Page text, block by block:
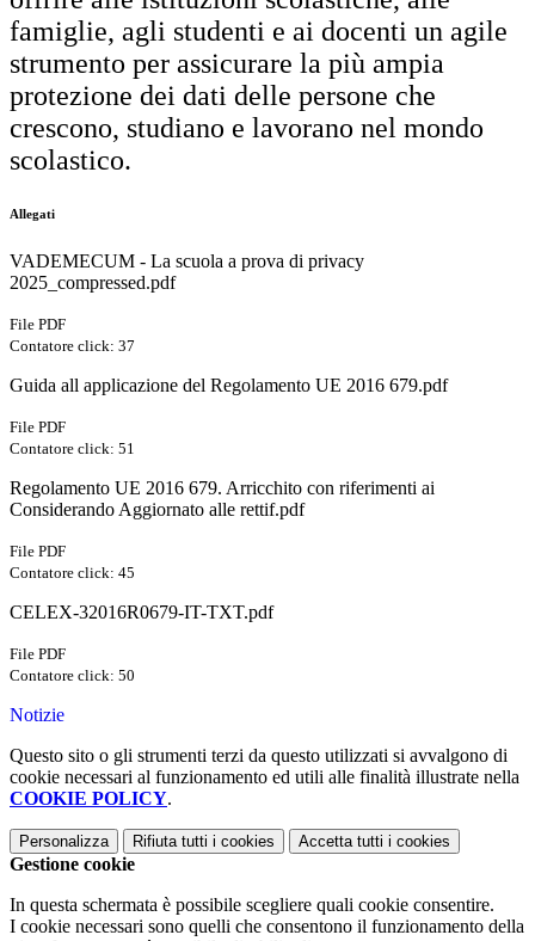
famiglie, agli studenti e ai docenti un agile
strumento per assicurare la più ampia
protezione dei dati delle persone che
crescono, studiano e lavorano nel mondo
scolastico.
Allegati
VADEMECUM - La scuola a prova di privacy
2025_compressed.pdf
File PDF
Contatore click: 37
Guida all applicazione del Regolamento UE 2016 679.pdf
File PDF
Contatore click: 51
Regolamento UE 2016 679. Arricchito con riferimenti ai
Considerando Aggiornato alle rettif.pdf
File PDF
Contatore click: 45
CELEX-32016R0679-IT-TXT.pdf
File PDF
Contatore click: 50
Notizie
Questo sito o gli strumenti terzi da questo utilizzati si avvalgono di
cookie necessari al funzionamento ed utili alle finalità illustrate nella
COOKIE POLICY.
Personalizza Rifiuta tutti i cookies Accetta tutti i cookies
Gestione cookie
In questa schermata è possibile scegliere quali cookie consentire.
I cookie necessari sono quelli che consentono il funzionamento della